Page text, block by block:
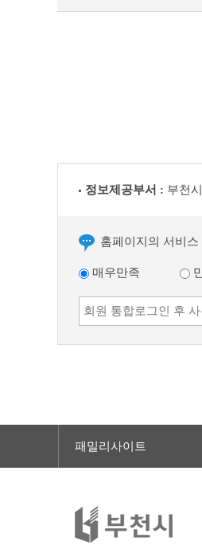
글
정보제공부서 : 부천
홈페이지의 서비
매우만족
패밀리사이트